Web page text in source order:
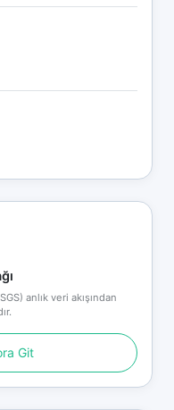
anlık veri akışından
Git